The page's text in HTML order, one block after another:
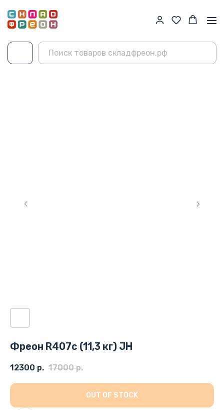
Главная → Каталог → Фреон R407c → JH R407c
Фреон R407c (11,3 кг) JH
12300 р. 17000 р.
OUT OF STOCK